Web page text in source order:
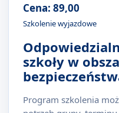
Cena: 89,00
Szkolenie wyjazdowe
szkoły w
Program szkolenia